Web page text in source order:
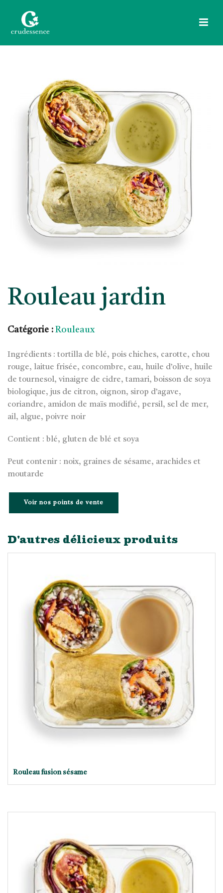
Rouleau jardin
Catégorie : Rouleaux
Ingrédients : tortilla de blé, pois chiches, carotte, chou
rouge, laitue frisée, concombre, eau, huile d’olive, huile
de tournesol, vinaigre de cidre, tamari, boisson de soya
biologique, jus de citron, oignon, sirop d’agave,
coriandre, amidon de maïs modifié, persil, sel de mer,
ail, algue, poivre noir
Contient : blé, gluten de blé et soya
Peut contenir : noix, graines de sésame, arachides et
moutarde
Voir nos points de vente
D'autres délicieux produits
Rouleau fusion sésame